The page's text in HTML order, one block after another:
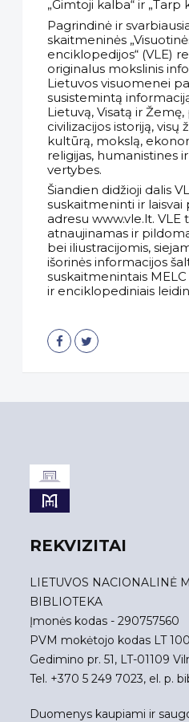
„Gimtoji kalba“ ir „Tarp
Pagrindinė ir
skaitmeninės
enciklopedijos“ (VLE)
originalus mokslinis
Lietuvos visuomenei
susistemintą
Lietuvą, Visatą ir Žemę,
civilizacijos istoriją, visų
kultūrą, mokslą,
religijas, humanistines
vertybes.
Šiandien didžioji dalis
suskaitmeninti ir
adresu www.vle.lt. VLE
atnaujinamas ir
bei iliustracijomis,
išorinės informacijos
suskaitmenintais
ir enciklopediniais
REKVIZITAI
LIETUVOS NACIONALINĖ
BIBLIOTEKA
Įmonės kodas - 290757560
PVM mokėtojo kodas LT
Gedimino pr. 51, LT-01109
Tel. +370 5 249 7023, el. p.
Duomenys kaupiami ir